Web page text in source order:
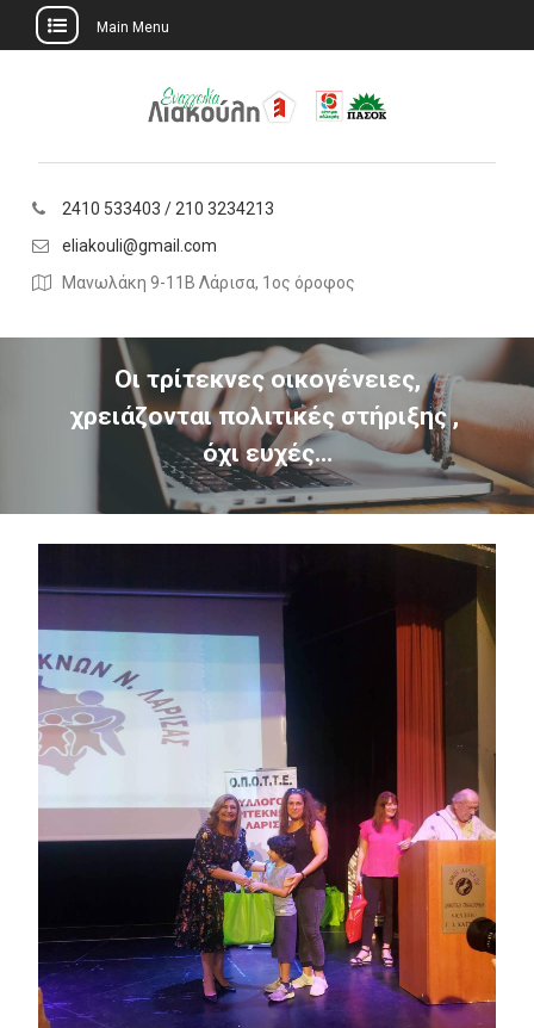
Main Menu
2410 533403 / 210 3234213
eliakouli@gmail.com
Μανωλάκη 9-11Β Λάρισα, 1ος όροφος
Οι τρίτεκνες οικογένειες,
χρειάζονται πολιτικές στήριξης ,
όχι ευχές…